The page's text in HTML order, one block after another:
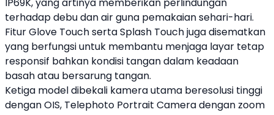
terhadap debu dan air guna pemakaian sehari-hari.
Fitur Glove Touch serta Splash Touch juga disematkan
yang berfungsi untuk membantu menjaga layar tetap
responsif bahkan kondisi tangan dalam keadaan
basah atau bersarung tangan.
Ketiga model dibekali kamera utama beresolusi tinggi
dengan OIS, Telephoto Portrait Camera dengan zoom